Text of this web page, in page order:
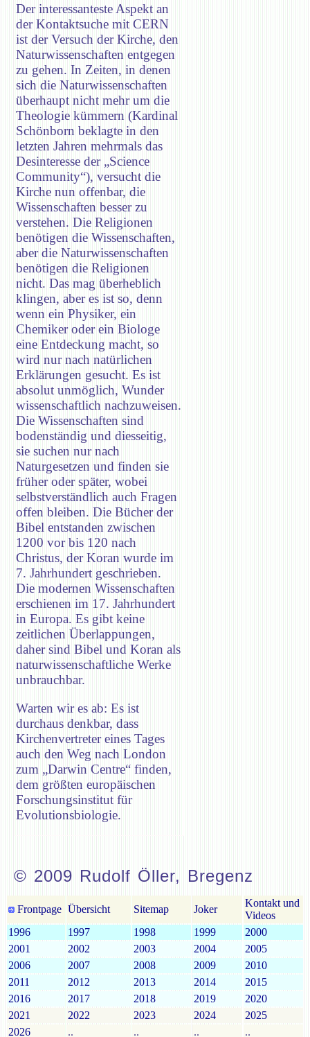
Der interessanteste Aspekt an
der Kontaktsuche mit CERN
ist der Versuch der Kirche, den
Naturwissenschaften entgegen
zu gehen. In Zeiten, in denen
sich die Naturwissenschaften
überhaupt nicht mehr um die
Theologie kümmern (Kardinal
Schönborn beklagte in den
letzten Jahren mehrmals das
Desinteresse der „Science
Community“), versucht die
Kirche nun offenbar, die
Wissenschaften besser zu
verstehen. Die Religionen
benötigen die Wissenschaften,
aber die Naturwissenschaften
benötigen die Religionen
nicht. Das mag überheblich
klingen, aber es ist so, denn
wenn ein Physiker, ein
Chemiker oder ein Biologe
eine Entdeckung macht, so
wird nur nach natürlichen
Erklärungen gesucht. Es ist
absolut unmöglich, Wunder
wissenschaftlich nachzuweisen.
Die Wissenschaften sind
bodenständig und diesseitig,
sie suchen nur nach
Naturgesetzen und finden sie
früher oder später, wobei
selbstverständlich auch Fragen
offen bleiben. Die Bücher der
Bibel entstanden zwischen
1200 vor bis 120 nach
Christus, der Koran wurde im
7. Jahrhundert geschrieben.
Die modernen Wissenschaften
erschienen im 17. Jahrhundert
in Europa. Es gibt keine
zeitlichen Überlappungen,
daher sind Bibel und Koran als
naturwissenschaftliche Werke
unbrauchbar.
Warten wir es ab: Es ist
durchaus denkbar, dass
Kirchenvertreter eines Tages
auch den Weg nach London
zum „Darwin Centre“ finden,
dem größten europäischen
Forschungsinstitut für
Evolutionsbiologie.
© 2009 Rudolf Öller, Bregenz
Frontpage Übersicht Sitemap Joker
Kontakt und
Videos
1996
1997 1998 1999
2000
2001
2002 2003 2004
2005
2006
2007 2008 2009
2010
2011
2012 2013 2014
2015
2016
2017 2018 2019
2020
2021
2022 2023 2024
2025
2026
.. .. .. ..